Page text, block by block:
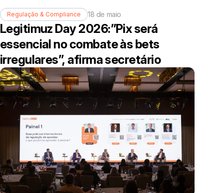
Regulação & Compliance 18 de maio
Legitimuz Day 2026:”Pix será
essencial no combate às bets
irregulares”, afirma secretário